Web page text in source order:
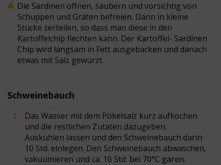
Die Sardinen öffnen, säubern und vorsichtig von
Schuppen und Gräten befreien. Dann in kleine
Stücke zerteilen, so dass man diese in den
Kartoffelchip flechten kann. Der Kartoffel- Sardinen
Chip wird langsam in Fett ausgebacken und danach
etwas mit Salz gewürzt.
Schweinebauch
Das Wasser mit dem Pökelsalz kurz aufkochen
und die restlichen Zutaten dazugeben.
Auskühlen lassen und den Schweinebauch darin
10 Std. einlegen. Den Schweinebauch abwaschen,
vakuumieren und ca. 16 Std. bei 70°C garen.